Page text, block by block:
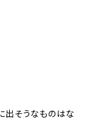
出そうなものはな